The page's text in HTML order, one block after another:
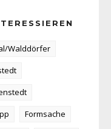
Walddörfer
Formsache